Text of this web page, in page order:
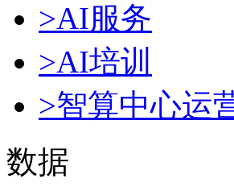
>AI服务
>AI培训
>智算中心运
数据